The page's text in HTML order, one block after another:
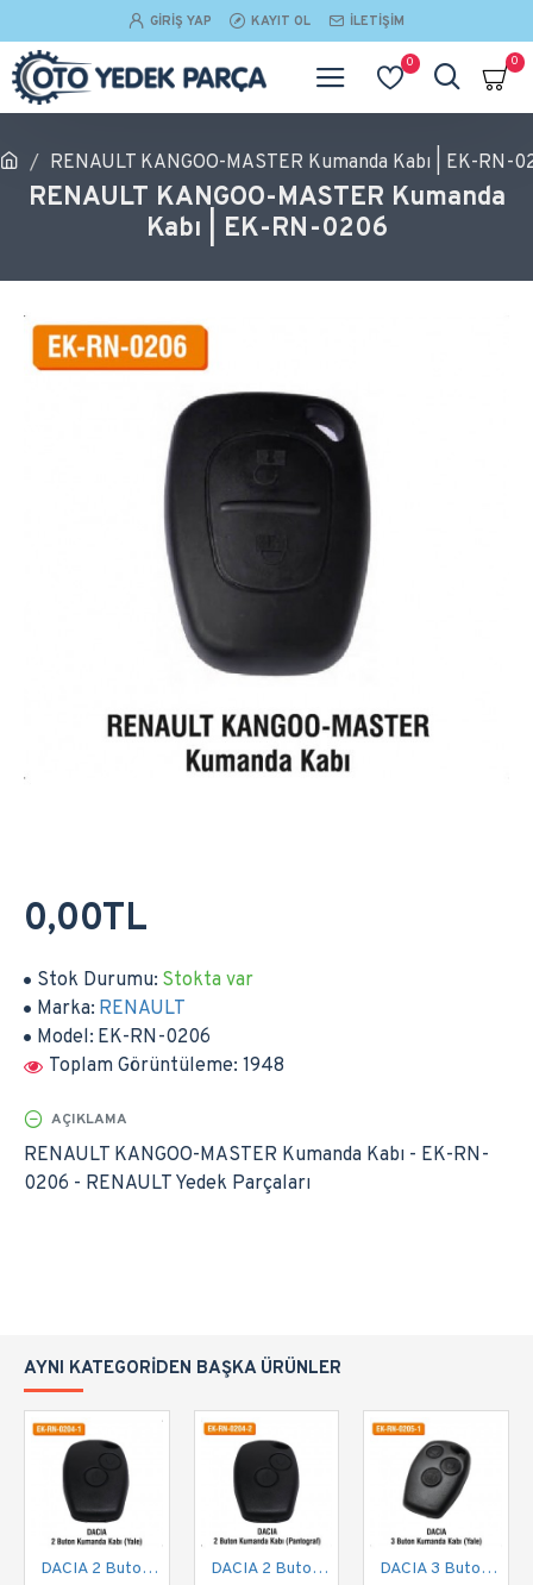
GIRIŞ YAP KAYIT OL İLETIŞIM
0 0
RENAULT KANGOO-MASTER Kumanda Kabı | EK-RN-
RENAULT KANGOO-MASTER Kumanda
Kabı | EK-RN-0206
Stok Durumu: Stokta var
Marka: RENAULT
Model: EK-RN-0206
Toplam Görüntüleme: 1948
0,00TL
AÇIKLAMA
RENAULT KANGOO-MASTER Kumanda Kabı - EK-RN-
0206 - RENAULT Yedek Parçaları
AYNI KATEGORIDEN BAŞKA ÜRÜNLER
DACIA 2 Buton Kumanda Kabı (Yale) | EK-RN-0204-1 DACIA 2 Buton Kumanda Kabı (Pantograf) | EK-RN-0204-2 DACIA 3 Buton Kumanda Kabı (Yale) | EK-RN-0205-1